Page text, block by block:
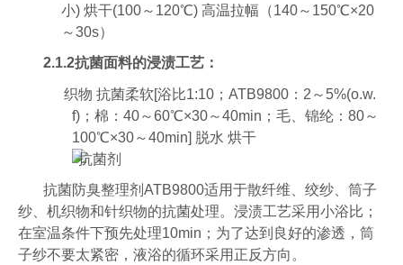
小) 烘干(100～120℃) 高温拉幅（140～150℃×20
～30s）
2.1.2抗菌面料的浸渍工艺：
织物 抗菌柔软[浴比1:10；ATB9800：2～5%(o.w.
f)；棉：40～60℃×30～40min；毛、锦纶：80～
100℃×30～40min] 脱水 烘干
抗菌防臭整理剂ATB9800适用于散纤维、绞纱、筒子
纱、机织物和针织物的抗菌处理。浸渍工艺采用小浴比；
在室温条件下预先处理10min；为了达到良好的渗透，筒
子纱不要太紧密，液浴的循环采用正反方向。